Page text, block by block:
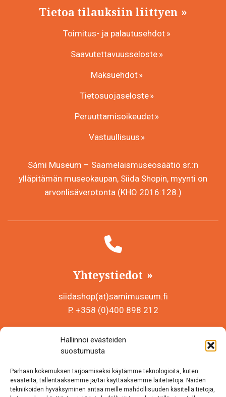
Hallinnoi evästeiden
suostumusta
Parhaan kokemuksen tarjoamiseksi käytämme teknologioita, kuten
evästeitä, tallentaaksemme ja/tai käyttääksemme laitetietoja. Näiden
tekniikoiden hyväksyminen antaa meille mahdollisuuden käsitellä tietoja,
Tietoa tilauksiin liittyen
Toimitus- ja palautusehdot
Saavutettavuusseloste
Maksuehdot
Tietosuojaseloste
Peruuttamisoikeudet
Vastuullisuus
Sámi Museum – Saamelaismuseosäätiö sr.:n
ylläpitämän museokaupan, Siida Shopin, myynti on
arvonlisäverotonta (KHO 2016:128.)
Yhteystiedot
siidashop(at)samimuseum.fi
P. +358 (0)400 898 212
Y-tunnus 0625907-2
Inarintie 46
99870 Inari